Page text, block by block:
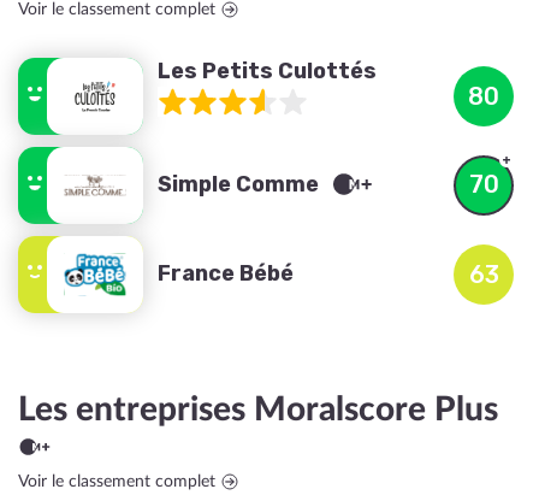
Voir le classement complet
Les Petits Culottés
80
Simple Comme 70
France Bébé 63
Les entreprises Moralscore Plus
Voir le classement complet